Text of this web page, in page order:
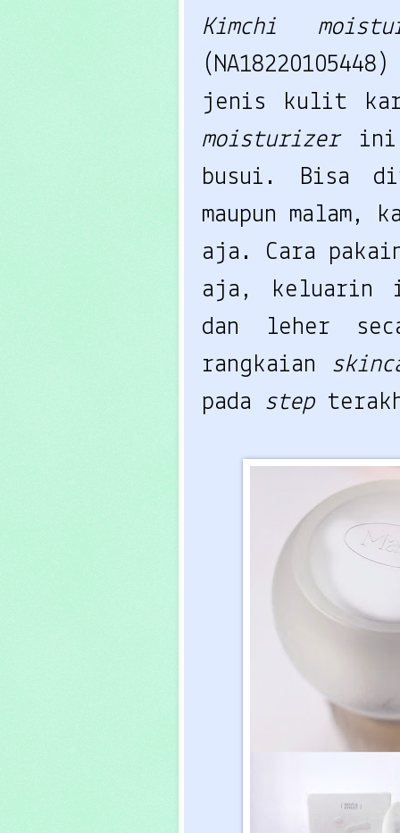
Kimchi
jenis kulit
moisturizer ini
busui. Bisa
maupun malam,
aja. Cara
aja, keluarin
dan leher
rangkaian
pada step